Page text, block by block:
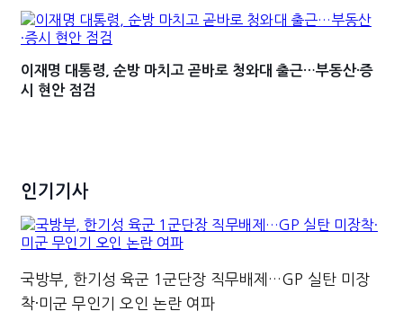
이재명 대통령, 순방 마치고 곧바로 청와대 출근…부동산·증
시 현안 점검
인기기사
국방부, 한기성 육군 1군단장 직무배제…GP 실탄 미장
착·미군 무인기 오인 논란 여파